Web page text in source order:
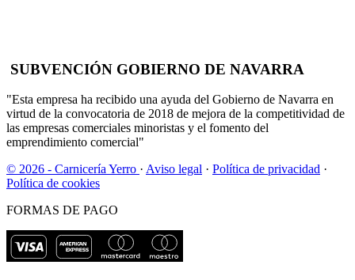
SUBVENCIÓN GOBIERNO DE NAVARRA
"Esta empresa ha recibido una ayuda del Gobierno de Navarra en
virtud de la convocatoria de 2018 de mejora de la competitividad de
las empresas comerciales minoristas y el fomento del
emprendimiento comercial"
© 2026 - Carnicería Yerro · Aviso legal · Política de privacidad ·
Política de cookies
FORMAS DE PAGO